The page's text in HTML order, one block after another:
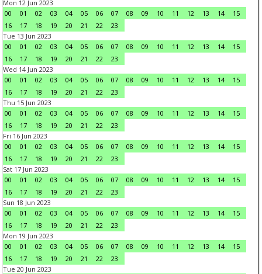
Mon 12 Jun 2023
00
01 02 03 04 05 06 07 08 09 10 11 12 13 14
15
16
17 18 19 20 21 22
23
Tue 13 Jun 2023
00
01 02 03 04 05 06 07 08 09 10 11 12 13 14
15
16
17 18 19 20 21 22
23
Wed 14 Jun 2023
00
01 02 03 04 05 06 07 08 09 10 11 12 13 14
15
16
17 18 19 20 21 22
23
Thu 15 Jun 2023
00
01 02 03 04 05 06 07 08 09 10 11 12 13 14
15
16
17 18 19 20 21 22
23
Fri 16 Jun 2023
00
01 02 03 04 05 06 07 08 09 10 11 12 13 14
15
16
17 18 19 20 21 22
23
Sat 17 Jun 2023
00
01 02 03 04 05 06 07 08 09 10 11 12 13 14
15
16
17 18 19 20 21 22
23
Sun 18 Jun 2023
00
01 02 03 04 05 06 07 08 09 10 11 12 13 14
15
16
17 18 19 20 21 22
23
Mon 19 Jun 2023
00
01 02 03 04 05 06 07 08 09 10 11 12 13 14
15
16
17 18 19 20 21 22
23
Tue 20 Jun 2023